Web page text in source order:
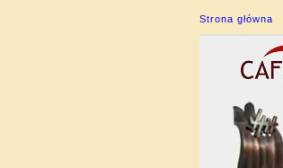
Strona główna